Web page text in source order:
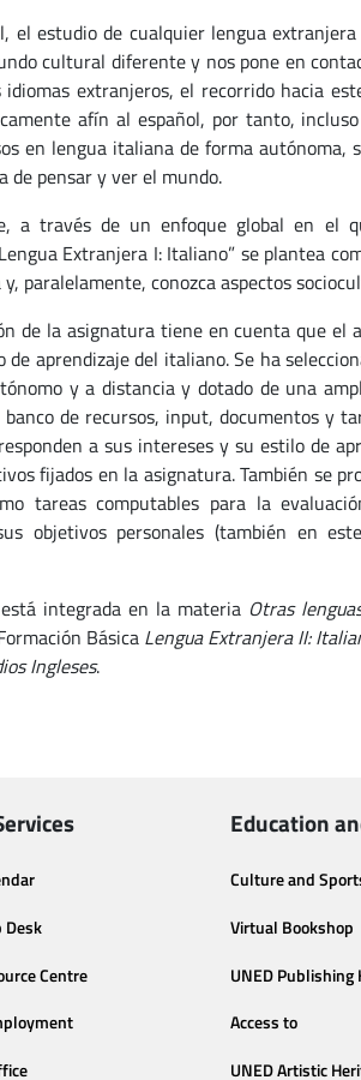
el estudio de cualquier lengua
cultural diferente y nos pone en
idiomas extranjeros, el recorrido hacia
afín al español, por tanto,
en lengua italiana de forma autónoma,
de pensar y ver el mundo.
a través de un enfoque global en el
Extranjera I: Italiano” se plantea
paralelamente, conozca aspectos
de la asignatura tiene en cuenta que
aprendizaje del italiano. Se ha
y a distancia y dotado de una
de recursos, input, documentos y
a sus intereses y su estilo de
fijados en la asignatura. También se
tareas computables para la
objetivos personales (también en
integrada en la materia Otras
Básica Lengua Extranjera II:
Ingleses.
Centre
Education
Culture and
Virtual Bookshop
UNED Publishing
Access to
UNED Artistic